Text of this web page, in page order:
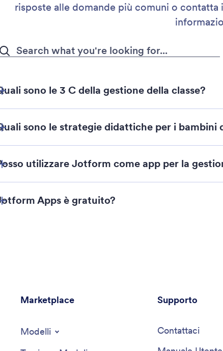
risposte alle domande più comuni o
sono le 3 C della gestione della classe?
sono le strategie didattiche per i bambini
utilizzare Jotform come app per la
Apps è gratuito?
Marketplace
Modelli
Supporto
Contattaci